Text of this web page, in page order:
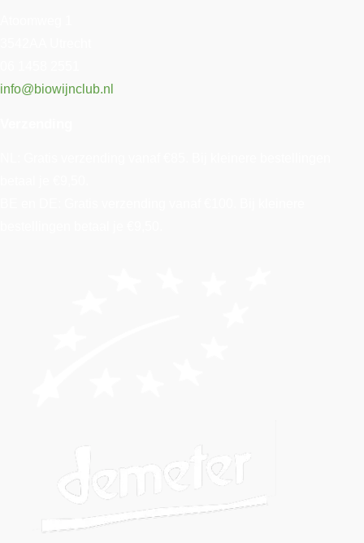
info@biowijnclub.nl